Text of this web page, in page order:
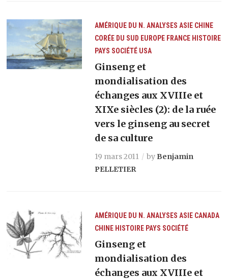
AMÉRIQUE DU N. ANALYSES ASIE CHINE
CORÉE DU SUD EUROPE FRANCE HISTOIRE
PAYS SOCIÉTÉ USA
Ginseng et
mondialisation des
échanges aux XVIIIe et
XIXe siècles (2): de la ruée
vers le ginseng au secret
de sa culture
19 mars 2011 by Benjamin
PELLETIER
AMÉRIQUE DU N. ANALYSES ASIE CANADA
CHINE HISTOIRE PAYS SOCIÉTÉ
Ginseng et
mondialisation des
échanges aux XVIIIe et